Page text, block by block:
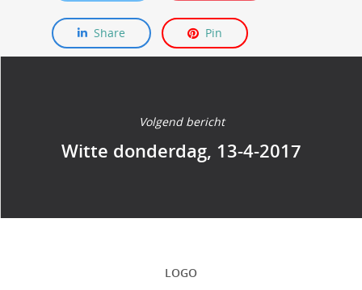
Share Pin
Volgend bericht
Witte donderdag, 13-4-2017
LOGO